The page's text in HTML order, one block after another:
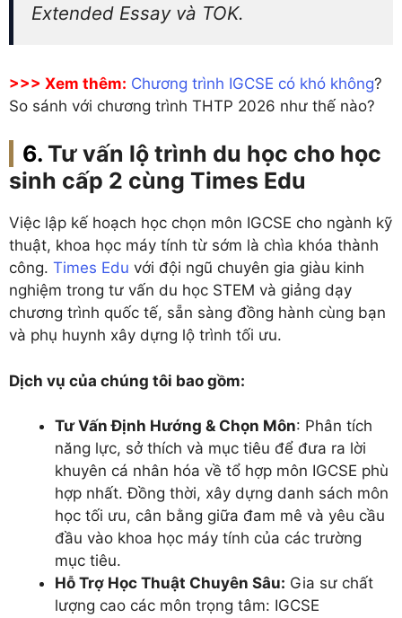
Extended Essay và TOK.
>>> Xem thêm: Chương trình IGCSE có khó không?
So sánh với chương trình THTP 2026 như thế nào?
Tư vấn lộ trình du học cho học
sinh cấp 2 cùng Times Edu
Việc lập kế hoạch học chọn môn IGCSE cho ngành kỹ
thuật, khoa học máy tính từ sớm là chìa khóa thành
công. Times Edu với đội ngũ chuyên gia giàu kinh
nghiệm trong tư vấn du học STEM và giảng dạy
chương trình quốc tế, sẵn sàng đồng hành cùng bạn
và phụ huynh xây dựng lộ trình tối ưu.
Dịch vụ của chúng tôi bao gồm:
Tư Vấn Định Hướng & Chọn Môn: Phân tích
năng lực, sở thích và mục tiêu để đưa ra lời
khuyên cá nhân hóa về tổ hợp môn IGCSE phù
hợp nhất. Đồng thời, xây dựng danh sách môn
học tối ưu, cân bằng giữa đam mê và yêu cầu
đầu vào khoa học máy tính của các trường
mục tiêu.
Hỗ Trợ Học Thuật Chuyên Sâu: Gia sư chất
lượng cao các môn trọng tâm: IGCSE